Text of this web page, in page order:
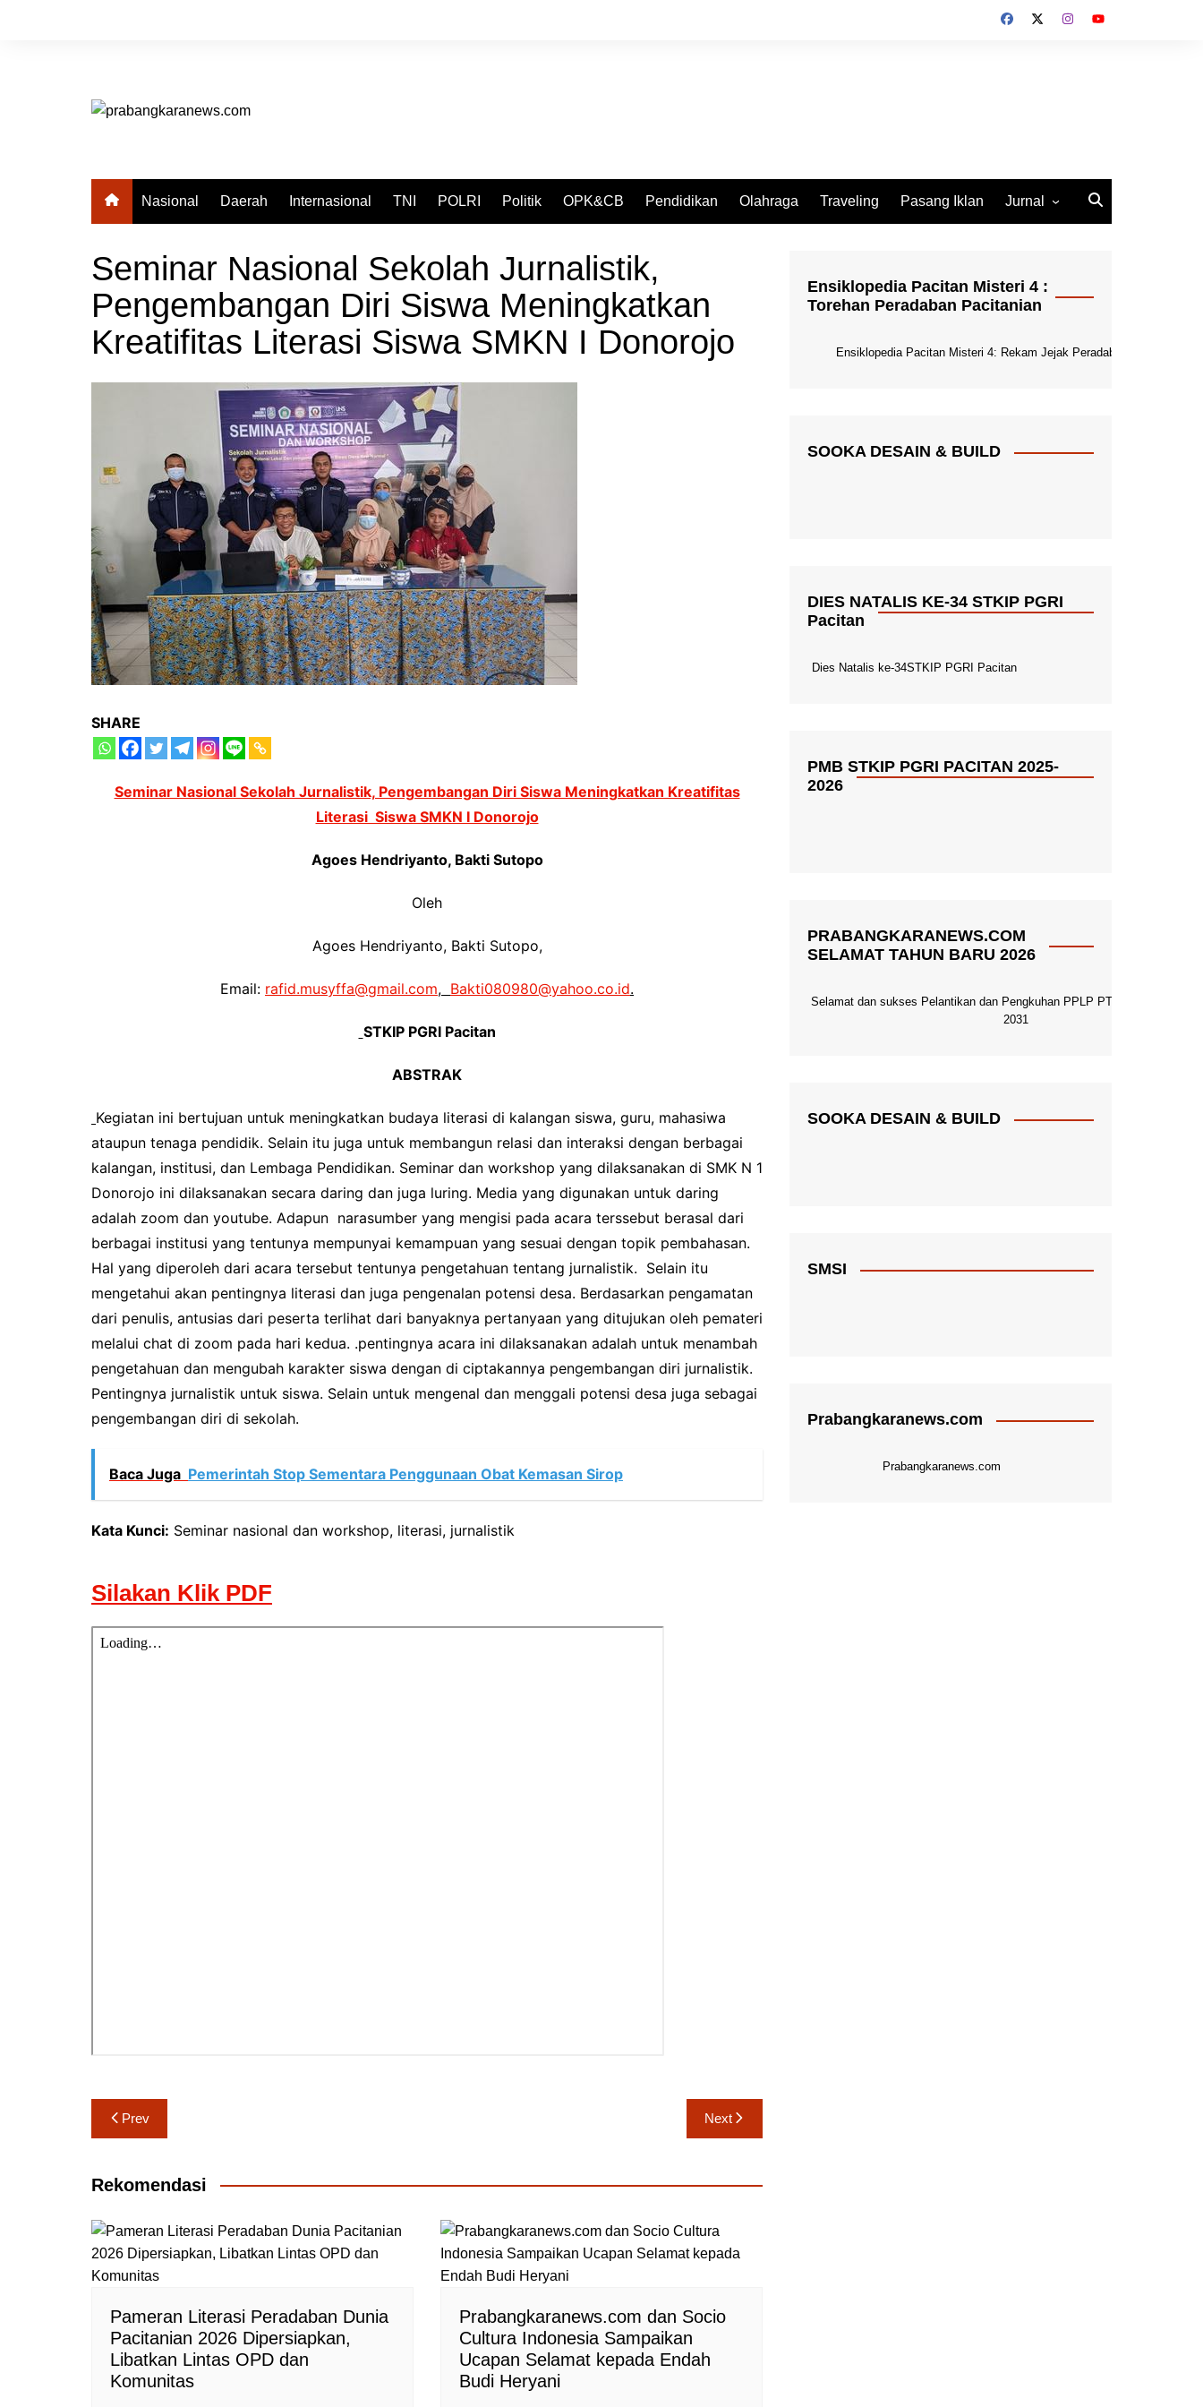
Nasional Daerah Internasional TNI POLRI Politik OPK&CB Pendidikan Olahraga Traveling Pasang Iklan Jurnal
Seminar Nasional Sekolah Jurnalistik,
Pengembangan Diri Siswa Meningkatkan
Kreatifitas Literasi Siswa SMKN I Donorojo
SHARE
Seminar Nasional Sekolah Jurnalistik, Pengembangan Diri Siswa Meningkatkan Kreatifitas
Literasi Siswa SMKN I Donorojo
Agoes Hendriyanto, Bakti Sutopo
Oleh
Agoes Hendriyanto, Bakti Sutopo,
Email: rafid.musyffa@gmail.com, Bakti080980@yahoo.co.id.
STKIP PGRI Pacitan
ABSTRAK
Kegiatan ini bertujuan untuk meningkatkan budaya literasi di kalangan siswa, guru, mahasiwa
ataupun tenaga pendidik. Selain itu juga untuk membangun relasi dan interaksi dengan berbagai
kalangan, institusi, dan Lembaga Pendidikan. Seminar dan workshop yang dilaksanakan di SMK N 1
Donorojo ini dilaksanakan secara daring dan juga luring. Media yang digunakan untuk daring
adalah zoom dan youtube. Adapun narasumber yang mengisi pada acara terssebut berasal dari
berbagai institusi yang tentunya mempunyai kemampuan yang sesuai dengan topik pembahasan.
Hal yang diperoleh dari acara tersebut tentunya pengetahuan tentang jurnalistik. Selain itu
mengetahui akan pentingnya literasi dan juga pengenalan potensi desa. Berdasarkan pengamatan
dari penulis, antusias dari peserta terlihat dari banyaknya pertanyaan yang ditujukan oleh pemateri
melalui chat di zoom pada hari kedua. .pentingnya acara ini dilaksanakan adalah untuk menambah
pengetahuan dan mengubah karakter siswa dengan di ciptakannya pengembangan diri jurnalistik.
Pentingnya jurnalistik untuk siswa. Selain untuk mengenal dan menggali potensi desa juga sebagai
pengembangan diri di sekolah.
Baca Juga Pemerintah Stop Sementara Penggunaan Obat Kemasan Sirop
Kata Kunci: Seminar nasional dan workshop, literasi, jurnalistik
Silakan Klik PDF
Navigasi
pos
Prev Next
Rekomendasi
Pameran Literasi Peradaban Dunia
Pacitanian 2026 Dipersiapkan,
Libatkan Lintas OPD dan
Komunitas
Prabangkaranews.com dan Socio
Cultura Indonesia Sampaikan
Ucapan Selamat kepada Endah
Budi Heryani
Ensiklopedia Pacitan Misteri 4 :
Torehan Peradaban Pacitanian
Ensiklopedia Pacitan Misteri 4: Rekam Jejak Peradaban Dunia
SOOKA DESAIN & BUILD
DIES NATALIS KE-34 STKIP PGRI
Pacitan
Dies Natalis ke-34STKIP PGRI Pacitan
PMB STKIP PGRI PACITAN 2025-
2026
PRABANGKARANEWS.COM
SELAMAT TAHUN BARU 2026
Selamat dan sukses Pelantikan dan Pengkuhan PPLP PT PGRI Pacitan
2031
SOOKA DESAIN & BUILD
SMSI
Prabangkaranews.com
Prabangkaranews.com